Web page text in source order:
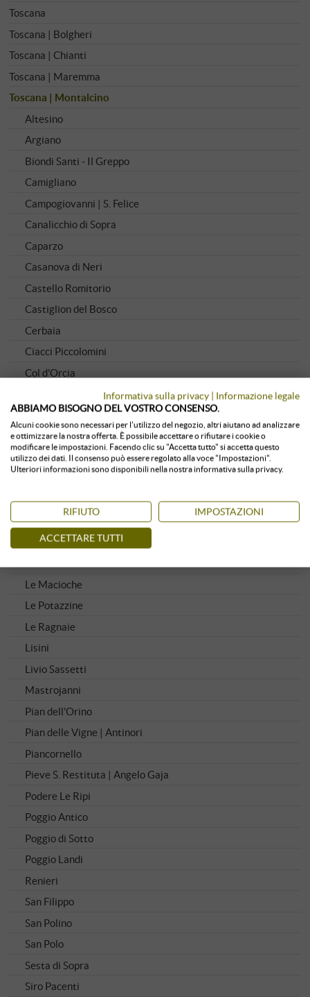
Toscana
Toscana | Bolgheri
Toscana | Chianti
Toscana | Maremma
Toscana | Montalcino
Altesino
Argiano
Biondi Santi - Il Greppo
Camigliano
Campogiovanni | S. Felice
Canalicchio di Sopra
Caparzo
Casanova di Neri
Castello Romitorio
Castiglion del Bosco
Cerbaia
Ciacci Piccolomini
Col d'Orcia
Fornacina
Frescobaldi
Gianni Brunelli Le Chiuse di Sotto
Il Marroneto
Il Poggione
La Gerla
Le Macioche
Le Potazzine
Le Ragnaie
Lisini
Livio Sassetti
Mastrojanni
Pian dell'Orino
Pian delle Vigne | Antinori
Piancornello
Pieve S. Restituta | Angelo Gaja
Podere Le Ripi
Poggio Antico
Poggio di Sotto
Poggio Landi
Renieri
San Filippo
San Polino
San Polo
Sesta di Sopra
Siro Pacenti
Informativa sulla privacy | Informazione legale
ABBIAMO BISOGNO DEL VOSTRO CONSENSO.
Alcuni cookie sono necessari per l'utilizzo del negozio, altri aiutano ad analizzare
e ottimizzare la nostra offerta. È possibile accettare o rifiutare i cookie o
modificare le impostazioni. Facendo clic su "Accetta tutto" si accetta questo
utilizzo dei dati. Il consenso può essere regolato alla voce "Impostazioni".
Ulteriori informazioni sono disponibili nella nostra informativa sulla privacy.
RIFIUTO IMPOSTAZIONI
ACCETTARE TUTTI